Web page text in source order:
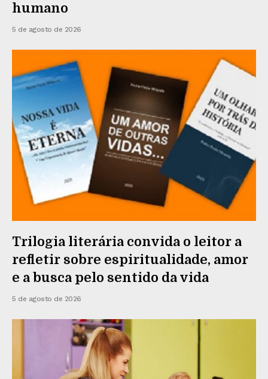
humano
5 de agosto de 2026
Trilogia literária convida o leitor a
refletir sobre espiritualidade, amor
e a busca pelo sentido da vida
5 de agosto de 2026